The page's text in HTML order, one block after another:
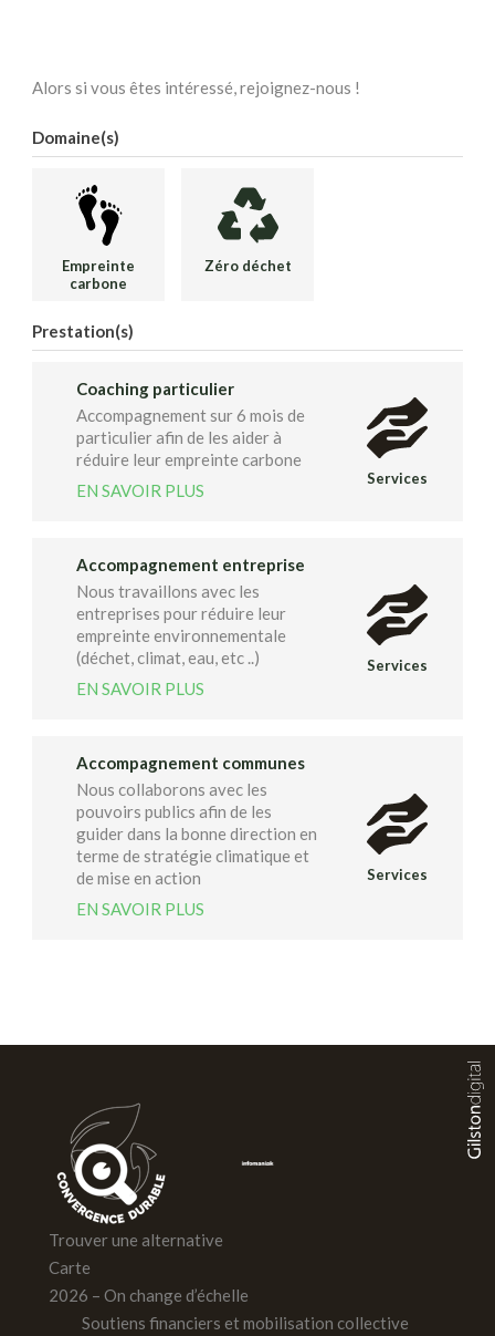
Alors si vous êtes intéressé, rejoignez-nous !
Domaine(s)
Empreinte
carbone
Zéro déchet
Prestation(s)
Coaching particulier
Accompagnement sur 6 mois de
particulier afin de les aider à
réduire leur empreinte carbone
EN SAVOIR PLUS
Services
Accompagnement entreprise
Nous travaillons avec les
entreprises pour réduire leur
empreinte environnementale
(déchet, climat, eau, etc ..)
EN SAVOIR PLUS
Services
Accompagnement communes
Nous collaborons avec les
pouvoirs publics afin de les
guider dans la bonne direction en
terme de stratégie climatique et
de mise en action
EN SAVOIR PLUS
Services
Trouver une alternative
Carte
2026 – On change d’échelle
Soutiens financiers et mobilisation collective